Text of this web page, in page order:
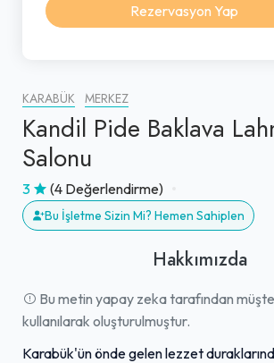
KARABÜK MERKEZ
Kandil Pide Baklava
Salonu
3 (4 Değerlendirme)
Bu İşletme Sizin Mi? Hemen Sahiplen
Hakkımızda
Bu metin yapay zeka tarafından
kullanılarak oluşturulmuştur.
Karabük'ün önde gelen lezzet
Rezervasyon Yap